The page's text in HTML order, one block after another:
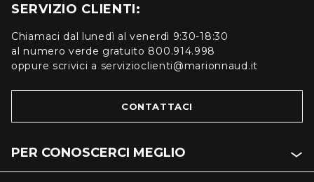
SERVIZIO CLIENTI:
Chiamaci dal lunedì al venerdì 9:30-18:30
al numero verde gratuito 800.914.998
oppure scrivici a servizioclienti@marionnaud.it
CONTATTACI
PER CONOSCERCI MEGLIO